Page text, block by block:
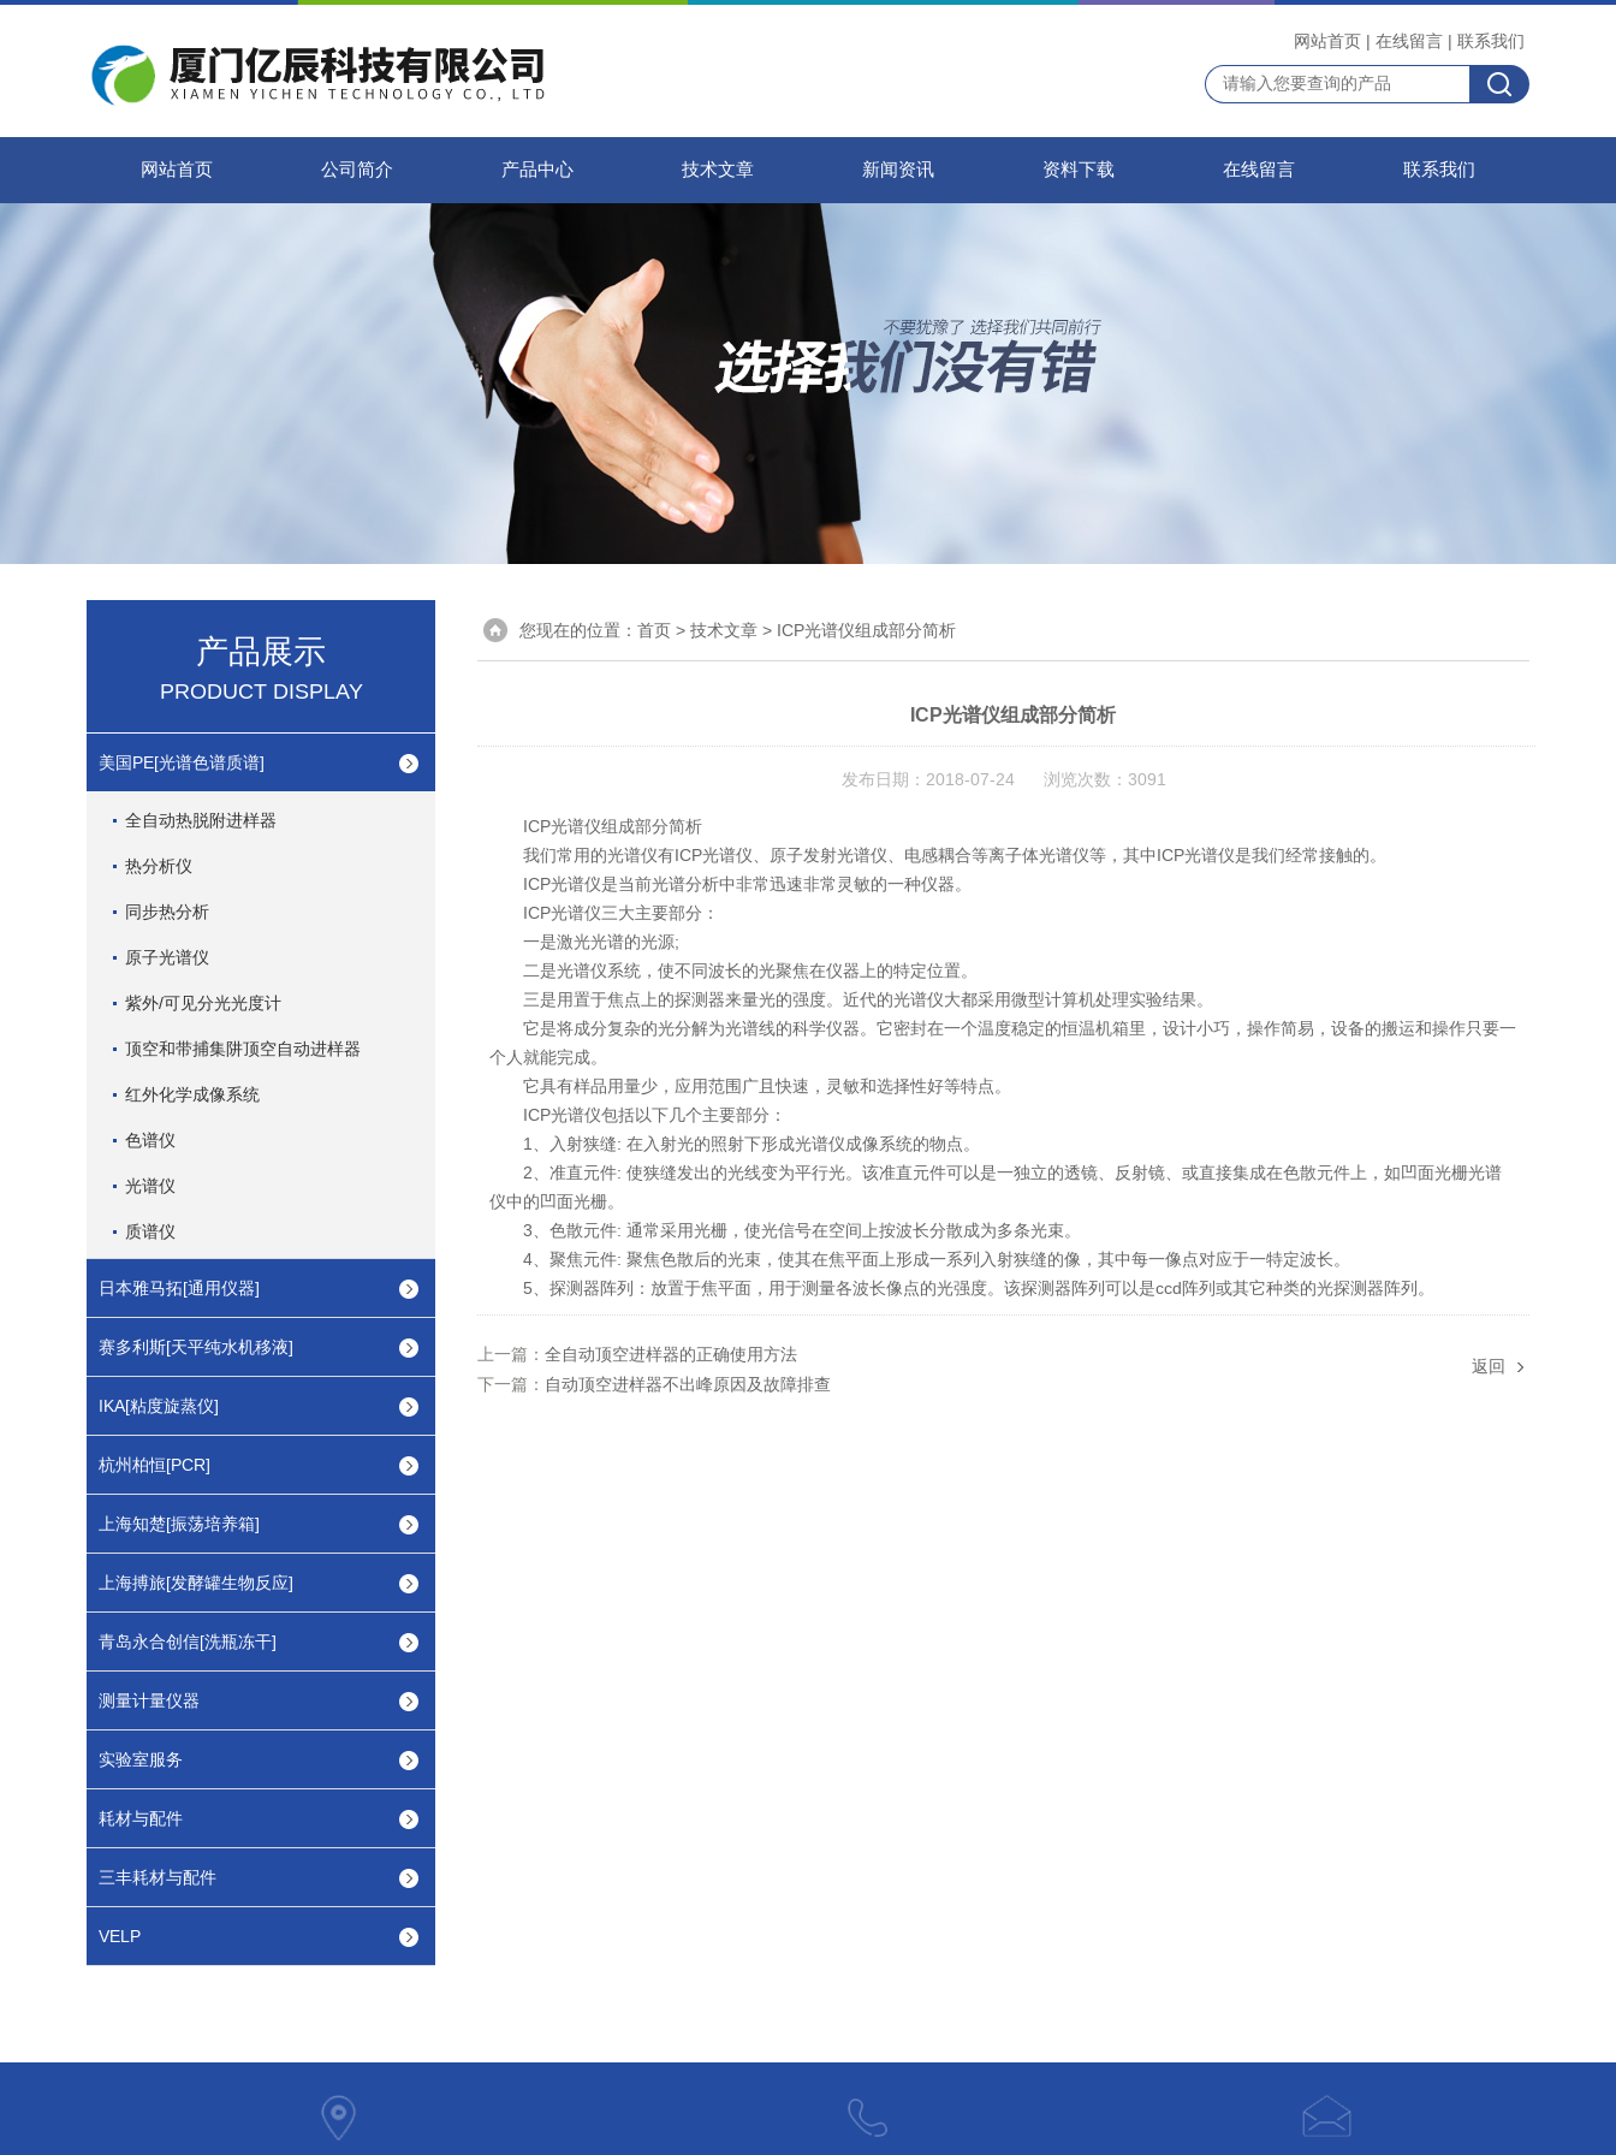
网站首页 | 在线留言 | 联系我们
网站首页 公司简介 产品中心 技术文章 新闻资讯 资料下载 在线留言 联系我们
产品展示
PRODUCT DISPLAY
美国PE[光谱色谱质谱]
全自动热脱附进样器
热分析仪
同步热分析
原子光谱仪
紫外/可见分光光度计
顶空和带捕集阱顶空自动进样器
红外化学成像系统
色谱仪
光谱仪
质谱仪
日本雅马拓[通用仪器]
赛多利斯[天平纯水机移液]
IKA[粘度旋蒸仪]
杭州柏恒[PCR]
上海知楚[振荡培养箱]
上海搏旅[发酵罐生物反应]
青岛永合创信[洗瓶冻干]
测量计量仪器
实验室服务
耗材与配件
三丰耗材与配件
VELP
您现在的位置： 首页 > 技术文章 > ICP光谱仪组成部分简析
ICP光谱仪组成部分简析
发布日期：2018-07-24 浏览次数：3091
ICP光谱仪组成部分简析
我们常用的光谱仪有ICP光谱仪、原子发射光谱仪、电感耦合等离子体光谱仪等，其中ICP光谱仪是我们经常接触的。
ICP光谱仪是当前光谱分析中非常迅速非常灵敏的一种仪器。
ICP光谱仪三大主要部分：
一是激光光谱的光源;
二是光谱仪系统，使不同波长的光聚焦在仪器上的特定位置。
三是用置于焦点上的探测器来量光的强度。近代的光谱仪大都采用微型计算机处理实验结果。
它是将成分复杂的光分解为光谱线的科学仪器。它密封在一个温度稳定的恒温机箱里，设计小巧，操作简易，设备的搬运和操作只要一
个人就能完成。
它具有样品用量少，应用范围广且快速，灵敏和选择性好等特点。
ICP光谱仪包括以下几个主要部分：
1、入射狭缝: 在入射光的照射下形成光谱仪成像系统的物点。
2、准直元件: 使狭缝发出的光线变为平行光。该准直元件可以是一独立的透镜、反射镜、或直接集成在色散元件上，如凹面光栅光谱
仪中的凹面光栅。
3、色散元件: 通常采用光栅，使光信号在空间上按波长分散成为多条光束。
4、聚焦元件: 聚焦色散后的光束，使其在焦平面上形成一系列入射狭缝的像，其中每一像点对应于一特定波长。
5、探测器阵列：放置于焦平面，用于测量各波长像点的光强度。该探测器阵列可以是ccd阵列或其它种类的光探测器阵列。
上一篇： 全自动顶空进样器的正确使用方法
下一篇： 自动顶空进样器不出峰原因及故障排查
返回